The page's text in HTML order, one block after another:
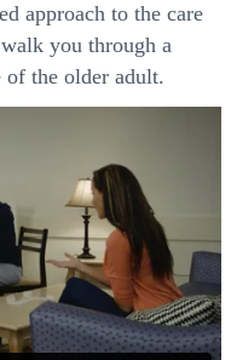
approach to the care
you through a
of the older adult.